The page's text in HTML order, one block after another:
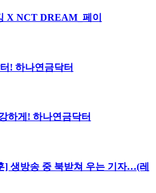
X NCT DREAM_페이
! 하나연금닥터
하게! 하나연금닥터
생방송 중 북받쳐 우는 기자…(레